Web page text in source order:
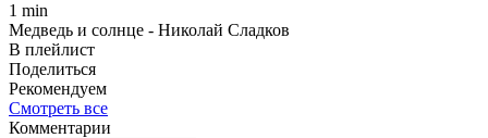
1 min
Медведь и солнце - Николай Сладков
В плейлист
Поделиться
Рекомендуем
Смотреть все
Комментарии